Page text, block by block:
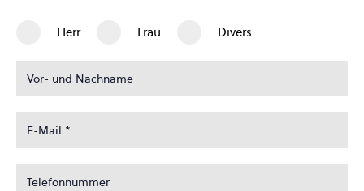
Herr Frau Divers